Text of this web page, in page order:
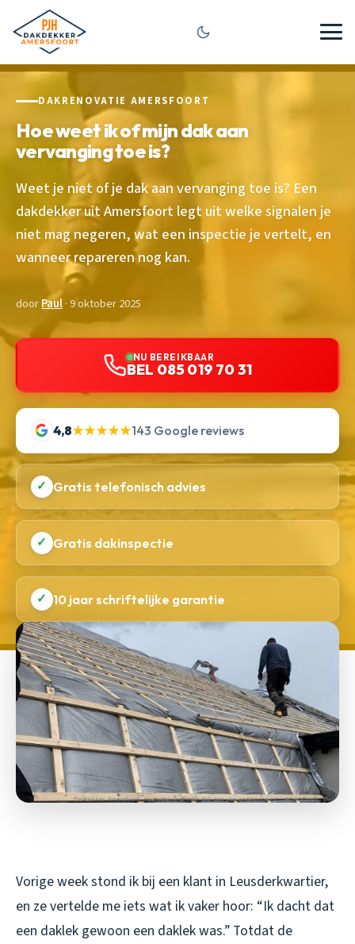
DAKRENOVATIE AMERSFOORT
Hoe weet ik of mijn dak aan
vervanging toe is?
Weet je niet of je dak aan vervanging toe is? Een
dakdekker uit Amersfoort legt uit welke signalen je
niet mag negeren, wat een inspectie je vertelt, en
wanneer repareren nog kan.
doorPaul· 9 oktober 2025
NU BEREIKBAAR
BEL 085 019 70 31
4,8★★★★★143 Google reviews
✓ Gratis telefonisch advies
✓ Gratis dakinspectie
✓ 10 jaar schriftelijke garantie
Vorige week stond ik bij een klant in Leusderkwartier,
en ze vertelde me iets wat ik vaker hoor: “Ik dacht dat
een daklek gewoon een daklek was.” Totdat de